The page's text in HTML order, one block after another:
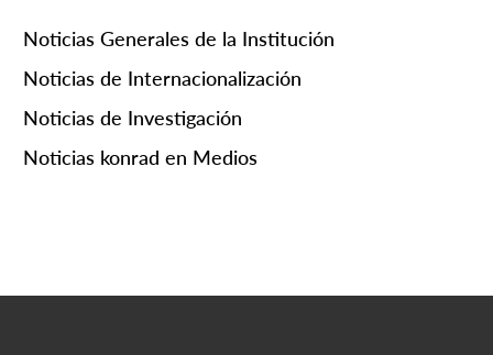
Noticias Generales de la Institución
Noticias de Internacionalización
Noticias de Investigación
Noticias konrad en Medios